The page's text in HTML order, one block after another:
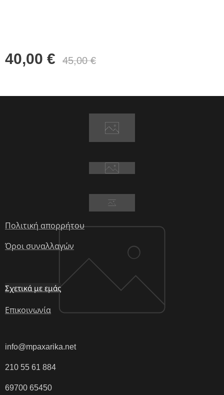
40,00 € 45,00€
Πολιτική απορρήτου
Όροι συναλλαγών
Σχετικά με εμάς
Επικοινωνία
info@mpaxarika.net
210 55 61 884
69700 65450